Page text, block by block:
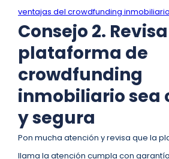
ventajas del crowdfunding inmobiliario
Consejo 2.
plataforma de
crowdfunding
inmobiliario sea
y segura
Pon mucha atención y revisa que la
llama la atención cumpla con